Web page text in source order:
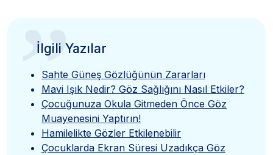
”
İlgili Yazılar
Sahte Güneş Gözlüğünün Zararları
Mavi Işık Nedir? Göz Sağlığını Nasıl Etkiler?
Çocuğunuza Okula Gitmeden Önce Göz
Muayenesini Yaptırın!
Hamilelikte Gözler Etkilenebilir
Çocuklarda Ekran Süresi Uzadıkça Göz